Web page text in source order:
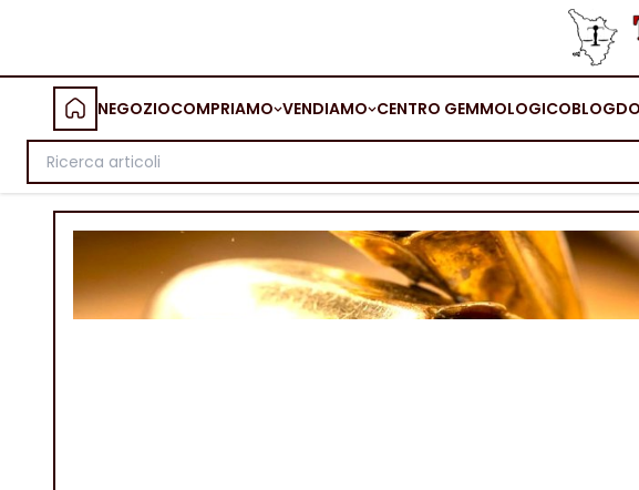
NEGOZIOCOMPRIAMO VENDIAMO CENTRO GEMMOLOGICOBLOG